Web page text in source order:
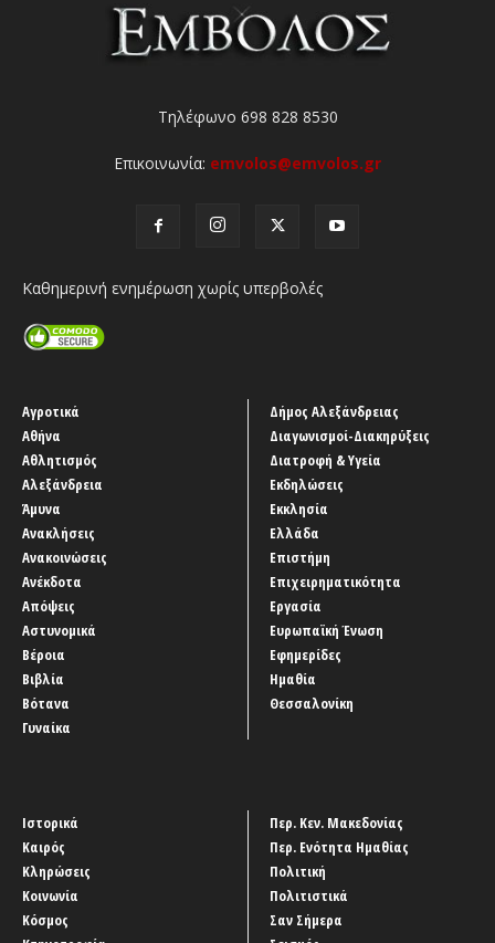
Τηλέφωνο 698 828 8530
Επικοινωνία: emvolos@emvolos.gr
Καθημερινή ενημέρωση χωρίς υπερβολές
Αγροτικά
Αθήνα
Αθλητισμός
Αλεξάνδρεια
Άμυνα
Ανακλήσεις
Ανακοινώσεις
Ανέκδοτα
Απόψεις
Αστυνομικά
Βέροια
Βιβλία
Βότανα
Γυναίκα
Δήμος Αλεξάνδρειας
Διαγωνισμοί-Διακηρύξεις
Διατροφή & Υγεία
Εκδηλώσεις
Εκκλησία
Ελλάδα
Επιστήμη
Επιχειρηματικότητα
Εργασία
Ευρωπαϊκή Ένωση
Εφημερίδες
Ημαθία
Θεσσαλονίκη
Ιστορικά
Καιρός
Κληρώσεις
Κοινωνία
Κόσμος
Περ. Κεν. Μακεδονίας
Περ. Ενότητα Ημαθίας
Πολιτική
Πολιτιστικά
Σαν Σήμερα